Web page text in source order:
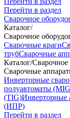
Перейти в раздел
Сварочное
Каталог/
Сварочное
Сварочные краги
трубСварочные
Каталог/Сварочное
Сварочные
Инверторные
полуавтоматы
(TIG)Инверторные
(ИПР)
Перейти в раздел